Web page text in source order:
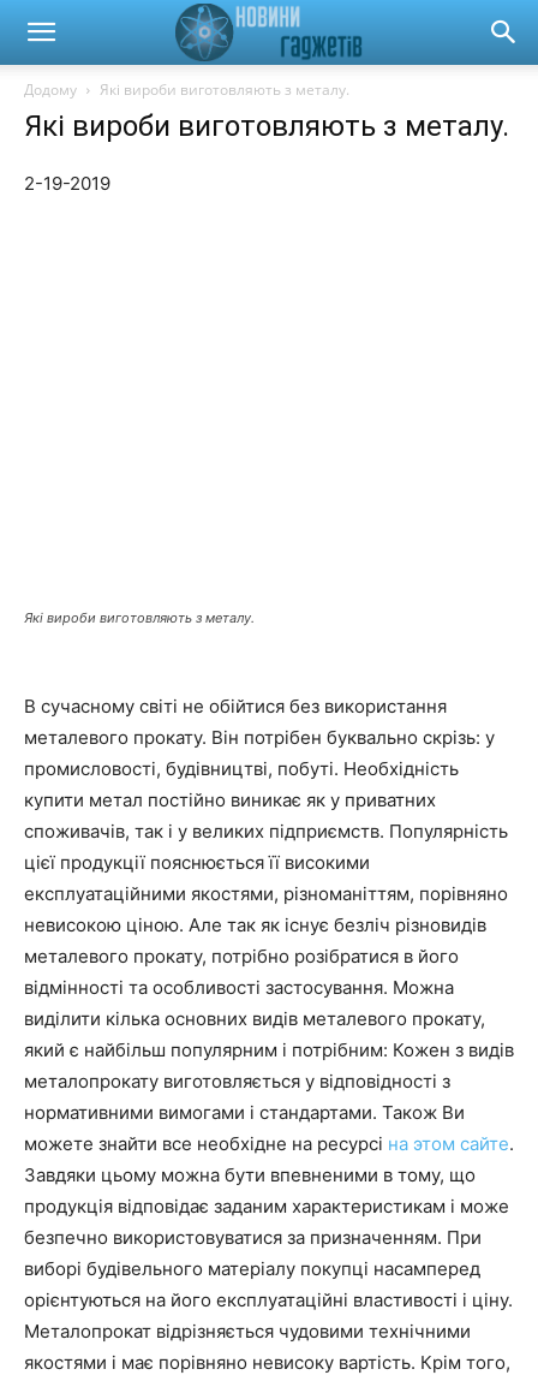
Новини
гаджетів
Додому Які вироби виготовляють з металу.
Які вироби виготовляють з металу.
2-19-2019
Які вироби виготовляють з металу.
В сучасному світі не обійтися без використання
металевого прокату. Він потрібен буквально скрізь: у
промисловості, будівництві, побуті. Необхідність
купити метал постійно виникає як у приватних
споживачів, так і у великих підприємств. Популярність
цієї продукції пояснюється її високими
експлуатаційними якостями, різноманіттям, порівняно
невисокою ціною. Але так як існує безліч різновидів
металевого прокату, потрібно розібратися в його
відмінності та особливості застосування. Можна
виділити кілька основних видів металевого прокату,
який є найбільш популярним і потрібним: Кожен з видів
металопрокату виготовляється у відповідності з
нормативними вимогами і стандартами. Також Ви
можете знайти все необхідне на ресурсі на этом сайте.
Завдяки цьому можна бути впевненими в тому, що
продукція відповідає заданим характеристикам і може
безпечно використовуватися за призначенням. При
виборі будівельного матеріалу покупці насамперед
орієнтуються на його експлуатаційні властивості і ціну.
Металопрокат відрізняється чудовими технічними
якостями і має порівняно невисоку вартість. Крім того,